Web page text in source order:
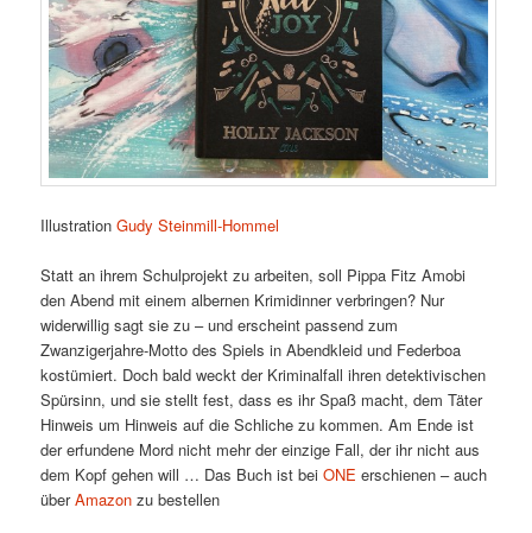
Illustration Gudy Steinmill-Hommel
Statt an ihrem Schulprojekt zu arbeiten, soll Pippa Fitz Amobi
den Abend mit einem albernen Krimidinner verbringen? Nur
widerwillig sagt sie zu – und erscheint passend zum
Zwanzigerjahre-Motto des Spiels in Abendkleid und Federboa
kostümiert. Doch bald weckt der Kriminalfall ihren detektivischen
Spürsinn, und sie stellt fest, dass es ihr Spaß macht, dem Täter
Hinweis um Hinweis auf die Schliche zu kommen. Am Ende ist
der erfundene Mord nicht mehr der einzige Fall, der ihr nicht aus
dem Kopf gehen will … Das Buch ist beiONEerschienen – auch
überAmazonzu bestellen